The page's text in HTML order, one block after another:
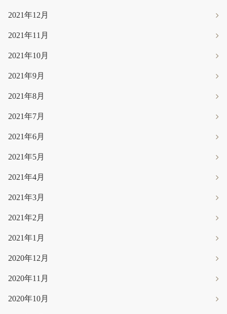
2021年12月
2021年11月
2021年10月
2021年9月
2021年8月
2021年7月
2021年6月
2021年5月
2021年4月
2021年3月
2021年2月
2021年1月
2020年12月
2020年11月
2020年10月